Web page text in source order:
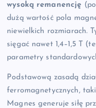
wysoką remanencję
dużą wartość pola
niewielkich rozmiarach.
sięgać nawet 1,4–1,5 T
parametry
Podstawową zasadą
ferromagnetycznych,
Magnes generuje siłę